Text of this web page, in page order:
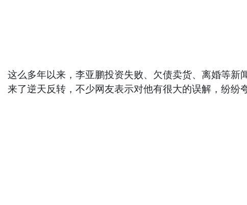
这么多年以来，李亚鹏投资失败、欠债卖货、离婚等新
来了逆天反转，不少网友表示对他有很大的误解，纷纷